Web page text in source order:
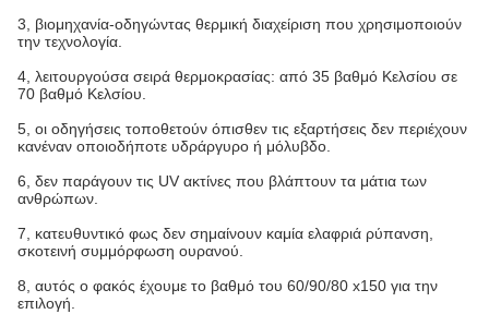
3, βιομηχανία-οδηγώντας θερμική διαχείριση που χρησιμοποιούν
την τεχνολογία.
4, λειτουργούσα σειρά θερμοκρασίας: από 35 βαθμό Κελσίου σε
70 βαθμό Κελσίου.
5, οι οδηγήσεις τοποθετούν όπισθεν τις εξαρτήσεις δεν περιέχουν
κανέναν οποιοδήποτε υδράργυρο ή μόλυβδο.
6, δεν παράγουν τις UV ακτίνες που βλάπτουν τα μάτια των
ανθρώπων.
7, κατευθυντικό φως δεν σημαίνουν καμία ελαφριά ρύπανση,
σκοτεινή συμμόρφωση ουρανού.
8, αυτός ο φακός έχουμε το βαθμό του 60/90/80 x150 για την
επιλογή.